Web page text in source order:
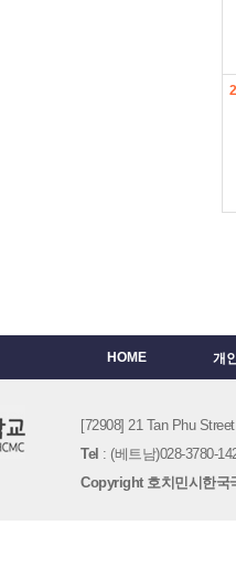
HOME 개
[72908] 21 Tan Phu
Tel : (베트남)028-3780-
Copyright 호치민시한국